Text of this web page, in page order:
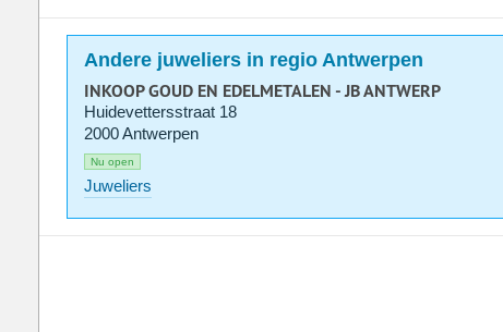
Andere juweliers in regio Antwerpen
INKOOP GOUD EN EDELMETALEN - JB ANTWERP
Huidevettersstraat 18
2000 Antwerpen
Nu open
Juweliers